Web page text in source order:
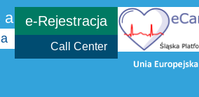
a
a
e-Rejestracja
Call Center